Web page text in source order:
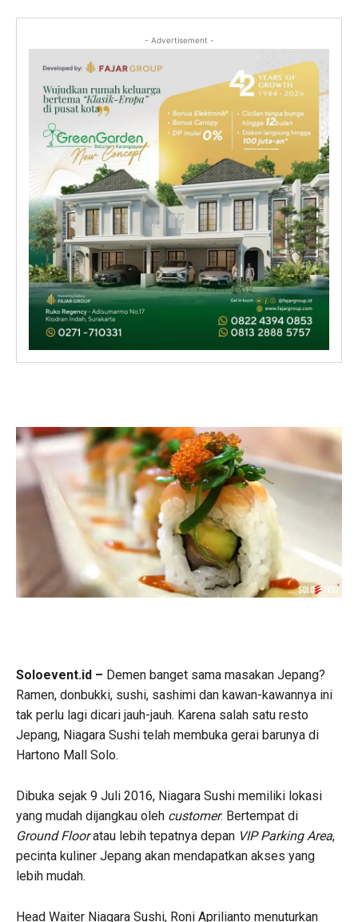
- Advertisement -
Soloevent.id – Demen banget sama masakan Jepang?
Ramen, donbukki, sushi, sashimi dan kawan-kawannya ini
tak perlu lagi dicari jauh-jauh. Karena salah satu resto
Jepang, Niagara Sushi telah membuka gerai barunya di
Hartono Mall Solo.
Dibuka sejak 9 Juli 2016, Niagara Sushi memiliki lokasi
yang mudah dijangkau oleh customer. Bertempat di
Ground Flooratau lebih tepatnya depan VIP Parking Area,
pecinta kuliner Jepang akan mendapatkan akses yang
lebih mudah.
Head Waiter Niagara Sushi, Roni Aprilianto menuturkan